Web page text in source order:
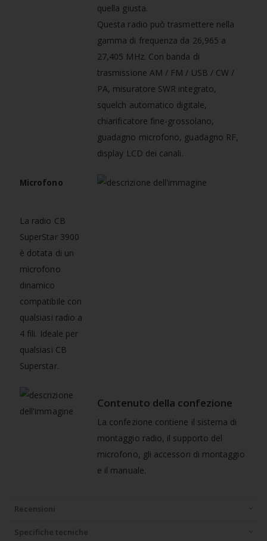
quella giusta.
Questa radio può trasmettere nella
gamma di frequenza da 26,965 a
27,405 MHz. Con banda di
trasmissione AM / FM / USB / CW /
PA, misuratore SWR integrato,
squelch automatico digitale,
chiarificatore fine-grossolano,
guadagno microfono, guadagno RF,
display LCD dei canali.
Microfono
La radio CB
SuperStar 3900
è dotata di un
microfono
dinamico
compatibile con
qualsiasi radio a
4 fili. Ideale per
qualsiasi CB
Superstar.
Contenuto della confezione
La confezione contiene il sistema di
montaggio radio, il supporto del
microfono, gli accessori di montaggio
e il manuale.
Recensioni
Specifiche tecniche